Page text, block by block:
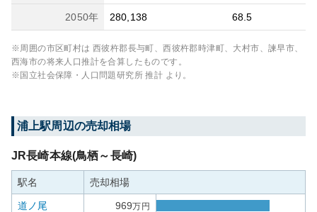
2050年 280,138 68.5
※周囲の市区町村は 西彼杵郡長与町、西彼杵郡時津町、大村市、諫早市、
西海市の将来人口推計を合算したものです。
※国立社会保障・人口問題研究所 推計 より。
浦上駅周辺の売却相場
JR長崎本線(鳥栖～長崎)
駅名 売却相場
道ノ尾 969万円